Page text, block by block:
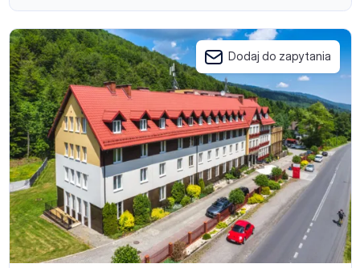
Gronie Ski & Bike
Dodaj do zapytania